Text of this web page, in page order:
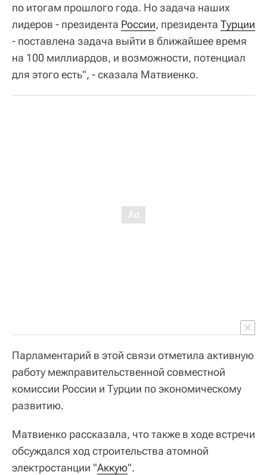
по итогам прошлого года. Но задача наших
лидеров - президента России, президента Турции
- поставлена задача выйти в ближайшее время
на 100 миллиардов, и возможности, потенциал
для этого есть", - сказала Матвиенко.
Парламентарий в этой связи отметила активную
работу межправительственной совместной
комиссии России и Турции по экономическому
развитию.
Матвиенко рассказала, что также в ходе встречи
обсуждался ход строительства атомной
электростанции "Аккую".